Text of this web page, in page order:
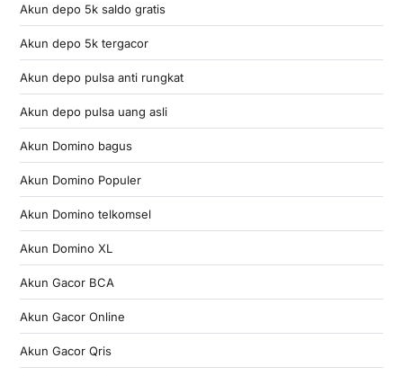
Akun depo 5k saldo gratis
Akun depo 5k tergacor
Akun depo pulsa anti rungkat
Akun depo pulsa uang asli
Akun Domino bagus
Akun Domino Populer
Akun Domino telkomsel
Akun Domino XL
Akun Gacor BCA
Akun Gacor Online
Akun Gacor Qris